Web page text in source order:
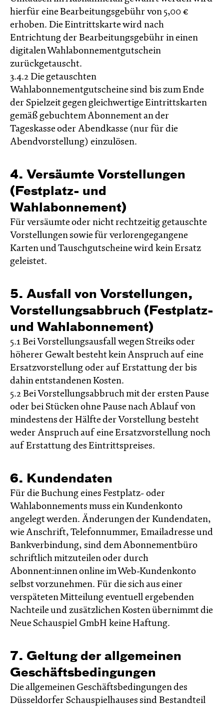
hierfür eine Bearbeitungsgebühr von 5,00 €
erhoben. Die Eintrittskarte wird nach
Entrichtung der Bearbeitungsgebühr in einen
digitalen Wahlabonnementgutschein
zurückgetauscht.
3.4.2 Die getauschten
Wahlabonnementgutscheine sind bis zum Ende
der Spielzeit gegen gleichwertige Eintrittskarten
gemäß gebuchtem Abonnement an der
Tageskasse oder Abendkasse (nur für die
Abendvorstellung) einzulösen.
4. Versäumte Vorstellungen
(Festplatz- und
Wahlabonnement)
Für versäumte oder nicht rechtzeitig getauschte
Vorstellungen sowie für verlorengegangene
Karten und Tauschgutscheine wird kein Ersatz
geleistet.
5. Ausfall von Vorstellungen,
Vorstellungsabbruch (Festplatz-
und Wahlabonnement)
5.1 Bei Vorstellungsausfall wegen Streiks oder
höherer Gewalt besteht kein Anspruch auf eine
Ersatzvorstellung oder auf Erstattung der bis
dahin entstandenen Kosten.
5.2 Bei Vorstellungsabbruch mit der ersten Pause
oder bei Stücken ohne Pause nach Ablauf von
mindestens der Hälfte der Vorstellung besteht
weder Anspruch auf eine Ersatzvorstellung noch
auf Erstattung des Eintrittspreises.
6. Kundendaten
Für die Buchung eines Festplatz- oder
Wahlabonnements muss ein Kundenkonto
angelegt werden. Änderungen der Kundendaten,
wie Anschrift, Telefonnummer, Emailadresse und
Bankverbindung, sind dem Abonnementbüro
schriftlich mitzuteilen oder durch
Abonnent:innen online im Web-Kundenkonto
selbst vorzunehmen. Für die sich aus einer
verspäteten Mitteilung eventuell ergebenden
Nachteile und zusätzlichen Kosten übernimmt die
Neue Schauspiel GmbH keine Haftung.
7. Geltung der allgemeinen
Geschäftsbedingungen
Die allgemeinen Geschäftsbedingungen des
Düsseldorfer Schauspielhauses sind Bestandteil